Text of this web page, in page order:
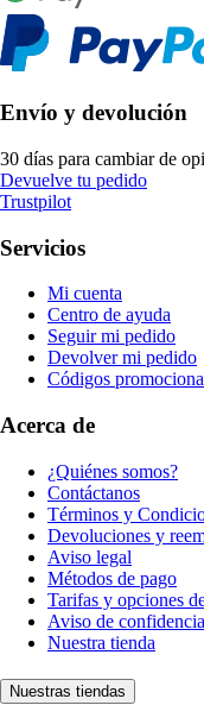
Envío y devolución
30 días para cambiar de
Devuelve tu pedido
Trustpilot
Servicios
Mi cuenta
Centro de ayuda
Seguir mi pedido
Devolver mi pedido
Códigos
Acerca de
¿Quiénes somos?
Contáctanos
Términos y
Devoluciones y
Aviso legal
Métodos de pago
Tarifas y opciones
Aviso de
Nuestra tienda
Nuestras tiendas